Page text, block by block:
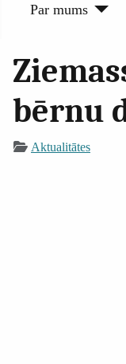
Par mums
bērnu
Aktualitātes